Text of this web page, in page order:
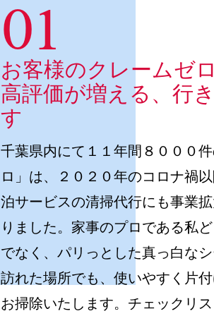
お客様のクレームゼ
高評価が増える、 行
す
千葉県内にて１１年間８０００
ロ」は、２０２０年のコロナ禍
泊サービスの清掃代行にも事業
りました。家事のプロである私
でなく、パリっとした真っ白な
訪れた場所でも、使いやすく片
お掃除いたします。チェックリ